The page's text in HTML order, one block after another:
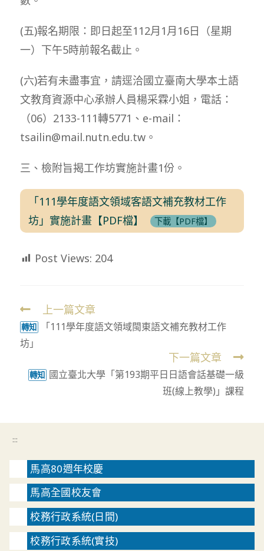
(五)報名期限：即日起至112月1月16日（星期
一）下午5時前報名截止。
(六)若有未盡事宜，請逕洽國立臺南大學本土語
文教育資源中心承辦人員楊采霖小姐，電話：
（06）2133-111轉5771、e-mail：
tsailin@mail.nutn.edu.tw。
三、檢附旨揭工作坊實施計畫1份。
「111學年度語文領域客語文補充教材工作
坊」實施計畫【PDF檔】
下載【PDF檔】
Post Views: 204
Read
more
articles
上一篇文章
轉知
「111學年度語文領域閩東語文補充教材工作
坊」
下一篇文章
轉知 國立臺北大學「第193期平日日語會話基礎一級
班(線上教學)」課程
:::
馬高80週年校慶
馬高全國校友會
校務行政系統(日間)
校務行政系統(實技)